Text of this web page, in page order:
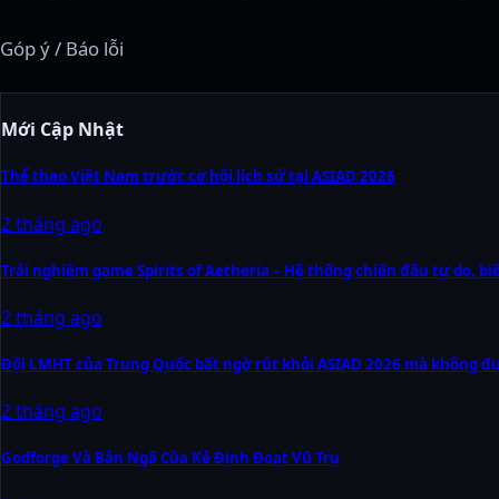
Góp ý / Báo lỗi
Mới Cập Nhật
Thể thao Việt Nam trước cơ hội lịch sử tại ASIAD 2026
2 tháng ago
Trải nghiệm game Spirits of Aetheria – Hệ thống chiến đấu tự do,
2 tháng ago
Đội LMHT của Trung Quốc bất ngờ rút khỏi ASIAD 2026 mà không
2 tháng ago
Godforge Và Bản Ngã Của Kẻ Định Đoạt Vũ Trụ